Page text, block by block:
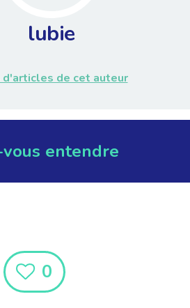
lubie
d'articles de cet auteur
vous entendre
0